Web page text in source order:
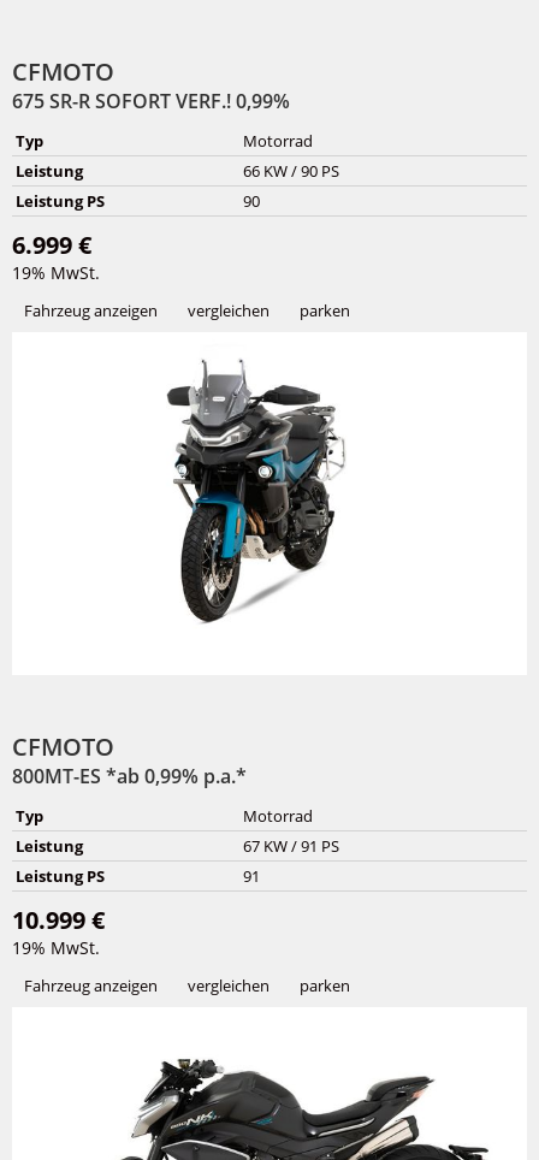
CFMOTO
675 SR-R SOFORT VERF.! 0,99%
Typ
Motorrad
Leistung
66 KW / 90 PS
Leistung PS
90
6.999 €
19% MwSt.
Fahrzeug anzeigen vergleichen parken
CFMOTO
800MT-ES *ab 0,99% p.a.*
Typ
Motorrad
Leistung
67 KW / 91 PS
Leistung PS
91
10.999 €
19% MwSt.
Fahrzeug anzeigen vergleichen parken